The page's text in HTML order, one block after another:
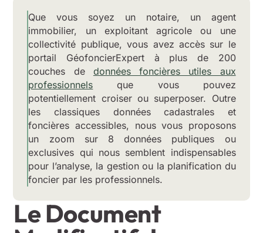
Que vous soyez un notaire, un agent
immobilier, un exploitant agricole ou une
collectivité publique, vous avez accès sur le
portail GéofoncierExpert à plus de 200
couches de données foncières utiles aux
professionnels que vous pouvez
potentiellement croiser ou superposer. Outre
les classiques données cadastrales et
foncières accessibles, nous vous proposons
un zoom sur 8 données publiques ou
exclusives qui nous semblent indispensables
pour l’analyse, la gestion ou la planification du
foncier par les professionnels.
Le Document